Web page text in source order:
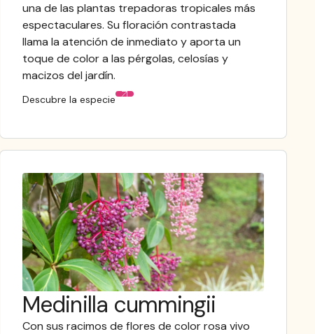
una de las plantas trepadoras tropicales más
espectaculares. Su floración contrastada
llama la atención de inmediato y aporta un
toque de color a las pérgolas, celosías y
macizos del jardín.
Descubre la especie
Medinilla cummingii
Con sus racimos de flores de color rosa vivo